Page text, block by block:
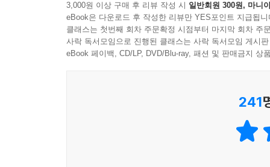
“내가 바라는 거?
난 사랑하고 사랑받고 싶다.
의심 없이 편안하게, 그뿐이다.”
직접 그런 사람이 되어보기로 했다. 나 여기 있다
3,000원 이상 구매 후 리뷰 작성 시 일반회원 300원, 마니
eBook은 다운로드 후 작성한 리뷰만 YES포인트 지급됩니
클래스는 첫번째 회차 주문확정 시점부터 마지막 회차 주
사락 독서모임으로 진행된 클래스는 사락 독서모임 게시
eBook 페이백, CD/LP, DVD/Blu-ray, 패션 및 판매금지 상
241